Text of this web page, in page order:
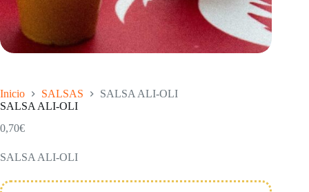
Inicio SALSAS
SALSA ALI-OLI
SALSA ALI-OLI
0,70€
SALSA ALI-OLI